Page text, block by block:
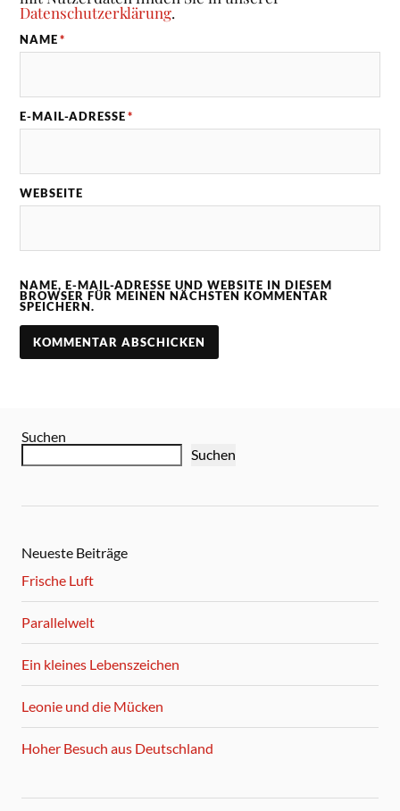
Datenschutzerklärung.
NAME *
E-MAIL-ADRESSE *
WEBSEITE
NAME, E-MAIL-ADRESSE UND WEBSITE IN DIESEM
BROWSER FÜR MEINEN NÄCHSTEN KOMMENTAR
SPEICHERN.
Suchen
Suchen
Neueste Beiträge
Frische Luft
Parallelwelt
Ein kleines Lebenszeichen
Leonie und die Mücken
Hoher Besuch aus Deutschland